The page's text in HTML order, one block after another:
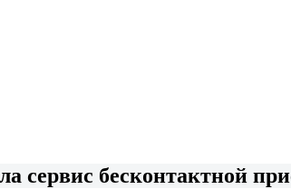
сервис бесконтактной